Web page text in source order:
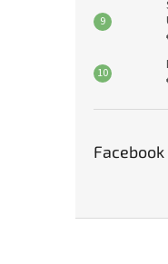
Facebook